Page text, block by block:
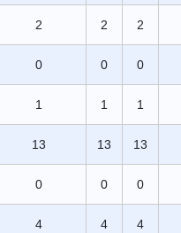
2 2 2
0 0 0
1 1 1
13 13 13
0 0 0
4 4 4